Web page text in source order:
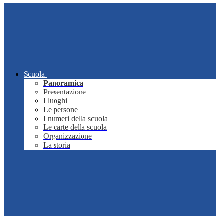
Scuola
Panoramica
Presentazione
I luoghi
Le persone
I numeri della scuola
Le carte della scuola
Organizzazione
La storia